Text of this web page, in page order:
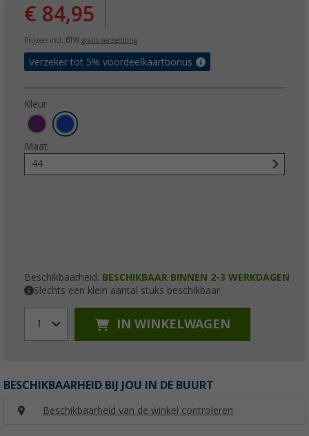
€ 84,95
Prijzen incl. BTW gratis verzending
Verzeker tot 5% voordeelkaartbonus
Kleur
Maat
44
Beschikbaarheid: BESCHIKBAAR BINNEN 2-3 WERKDAGEN
Slechts een klein aantal stuks beschikbaar
1 IN WINKELWAGEN
BESCHIKBAARHEID BIJ JOU IN DE BUURT
Beschikbaarheid van de winkel controleren